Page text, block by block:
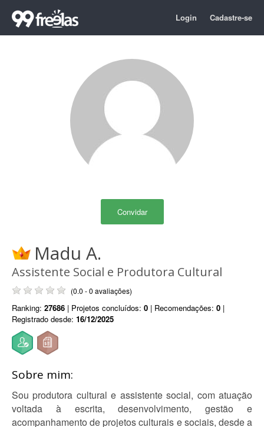
Login Cadastre-se
Convidar
Madu A.
Assistente Social e Produtora Cultural
(0.0 - 0 avaliações)
Ranking: 27686 | Projetos concluídos: 0 | Recomendações: 0 |
Registrado desde: 16/12/2025
Sobre mim:
Sou produtora cultural e assistente social, com atuação
voltada à escrita, desenvolvimento, gestão e
acompanhamento de projetos culturais e sociais, desde a